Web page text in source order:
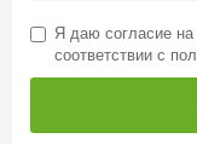
Я даю согласие
соответствии с